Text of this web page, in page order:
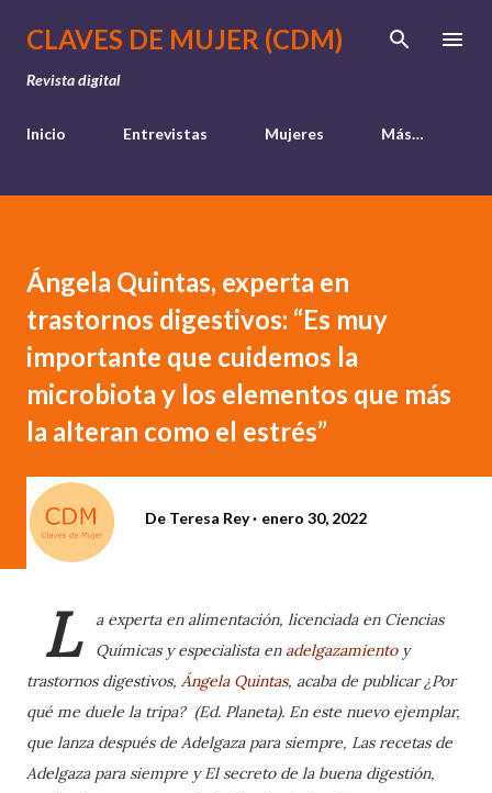
Ir al contenido principal
CLAVES DE MUJER (CDM)
Revista digital
Inicio Entrevistas Mujeres Más…
Ángela Quintas, experta en
trastornos digestivos: “Es muy
importante que cuidemos la
microbiota y los elementos que más
la alteran como el estrés”
De Teresa Rey enero 30, 2022
L
a experta en alimentación, licenciada en Ciencias
Químicas y especialista enadelgazamientoy
trastornos digestivos, Ángela Quintas, acaba de publicar ¿Por
qué me duele la tripa? (Ed. Planeta). En este nuevo ejemplar,
que lanza después de Adelgaza para siempre, Las recetas de
Adelgaza para siempre y El secreto de la buena digestión,